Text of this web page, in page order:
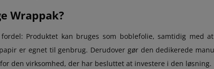
Wrappak?
Produktet kan bruges som boblefolie, samtidig med
er egnet til genbrug. Derudover gør den dedikerede
den virksomhed, der har besluttet at investere i den løsning.